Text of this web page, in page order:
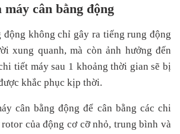
cân bằng động
động không chỉ gây ra tiếng rung động
xung quanh, mà còn ảnh hưởng đến
tiết máy sau 1 khoảng thời gian sẽ bị
khắc phục kịp thời.
cân bằng động để cân bằng các chi
của động cơ cỡ nhỏ, trung bình và